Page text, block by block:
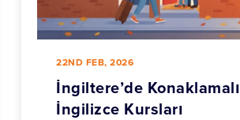
22ND FEB, 2026
İngiltere’de Konaklamalı
İngilizce Kursları